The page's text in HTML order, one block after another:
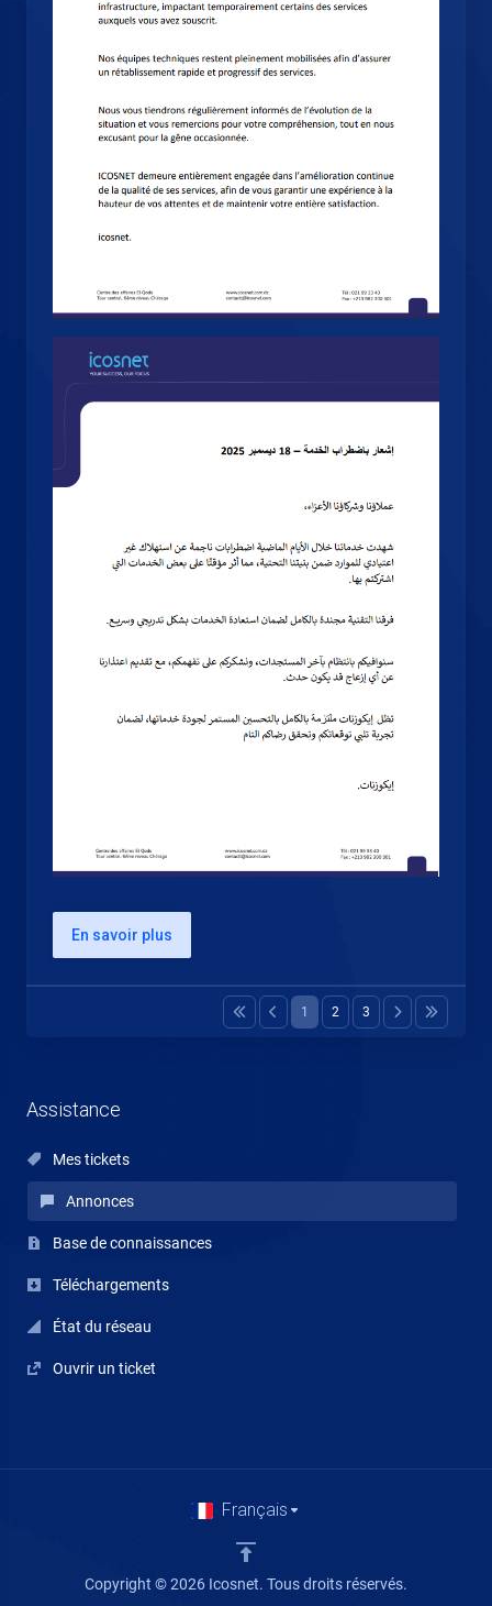
Assistance
Mes tickets
Annonces
Base de connaissances
Téléchargements
État du réseau
Ouvrir un ticket
En savoir plus
1 2 3
Copyright © 2026 Icosnet. Tous droits réservés.
Français